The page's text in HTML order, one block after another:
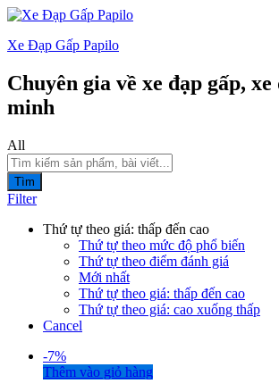
Xe Đạp Gấp Papilo
Chuyên gia về xe đạp gấp,
minh
All
Tìm
Filter
Thứ tự theo giá: thấp đến cao
Thứ tự theo mức độ phổ biến
Thứ tự theo điểm đánh giá
Mới nhất
Thứ tự theo giá: thấp đến cao
Thứ tự theo giá: cao xuống thấp
Cancel
-7%
Thêm vào giỏ hàng